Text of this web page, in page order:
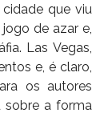
que viu
de azar e,
Las Vegas,
e, é claro,
os autores
sobre a forma